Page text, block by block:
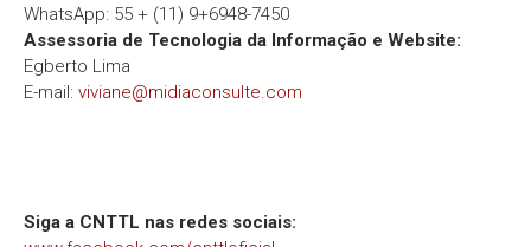
WhatsApp: 55 + (11) 9+6948-7450
Assessoria de Tecnologia da Informação e Website:
Egberto Lima
E-mail: viviane@midiaconsulte.com
Siga a CNTTL nas redes sociais: